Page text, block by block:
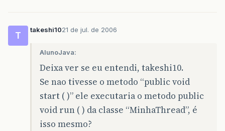
T
takeshi1021 de jul. de 2006
AlunoJava:
Deixa ver se eu entendi, takeshi10.
Se nao tivesse o metodo “public void
start ( )” ele executaria o metodo public
void run ( ) da classe “MinhaThread”, é
isso mesmo?